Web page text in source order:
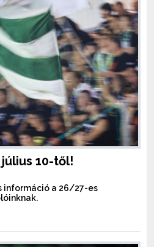
10-től!
információ a 26/27-es